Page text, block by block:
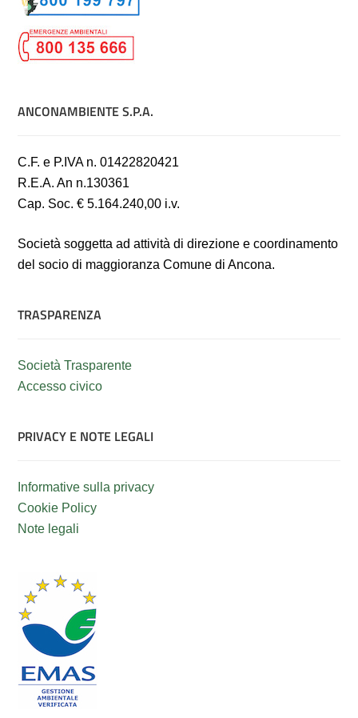
ANCONAMBIENTE S.P.A.
C.F. e P.IVA n. 01422820421
R.E.A. An n.130361
Cap. Soc. € 5.164.240,00 i.v.
Società soggetta ad attività di direzione e coordinamento
del socio di maggioranza Comune di Ancona.
TRASPARENZA
Società Trasparente
Accesso civico
PRIVACY E NOTE LEGALI
Informative sulla privacy
Cookie Policy
Note legali